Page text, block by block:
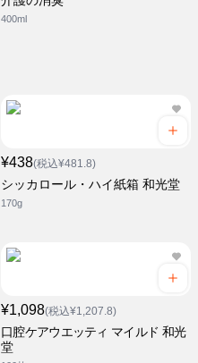
400ml
¥438(税込¥481.8)
シッカロール・ハイ紙箱 和光堂
170g
¥1,098(税込¥1,207.8)
口腔ケアウエッティ マイルド 和光
堂